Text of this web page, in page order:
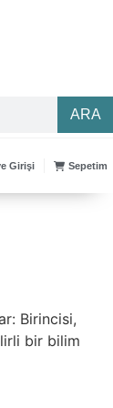
ARA
Girişi Sepetim
Birincisi,
bir bilim